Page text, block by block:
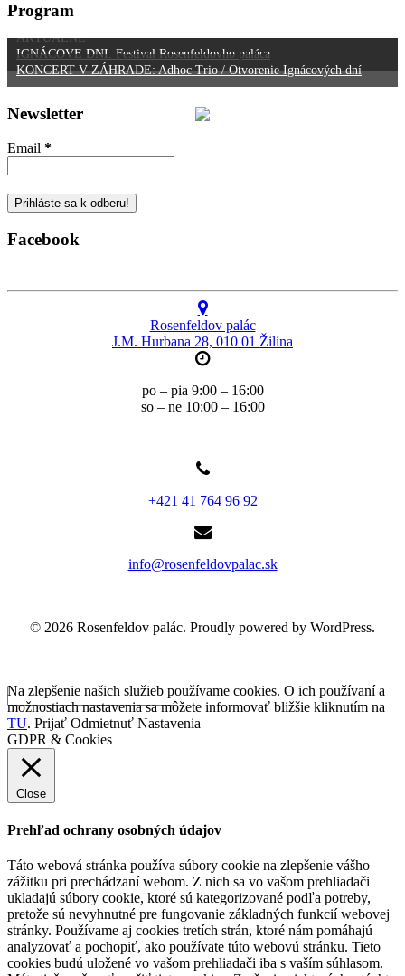
Program
AKTUÁLNE
IGNÁCOVE DNI: Festival Rosenfeldovho paláca
KONCERT V ZÁHRADE: Adhoc Trio / Otvorenie Ignácových dní
Newsletter
Email *
Facebook
Rosenfeldov palác
J.M. Hurbana 28, 010 01 Žilina
po – pia 9:00 – 16:00
so – ne 10:00 – 16:00
+421 41 764 96 92
info@rosenfeldovpalac.sk
© 2026 Rosenfeldov palác. Proudly powered by WordPress.
Na zlepšenie našich služieb používame cookies. O ich používaní a
možnostiach nastavenia sa môžete informovať bližšie kliknutím na
TU. Prijať Odmietnuť Nastavenia
GDPR & Cookies
Close
Prehľad ochrany osobných údajov
Táto webová stránka používa súbory cookie na zlepšenie vášho
zážitku pri prechádzaní webom. Z nich sa vo vašom prehliadači
ukladajú súbory cookie, ktoré sú kategorizované podľa potreby,
pretože sú nevyhnutné pre fungovanie základných funkcií webovej
stránky. Používame aj cookies tretích strán, ktoré nám pomáhajú
analyzovať a pochopiť, ako používate túto webovú stránku. Tieto
cookies budú uložené vo vašom prehliadači iba s vaším súhlasom.